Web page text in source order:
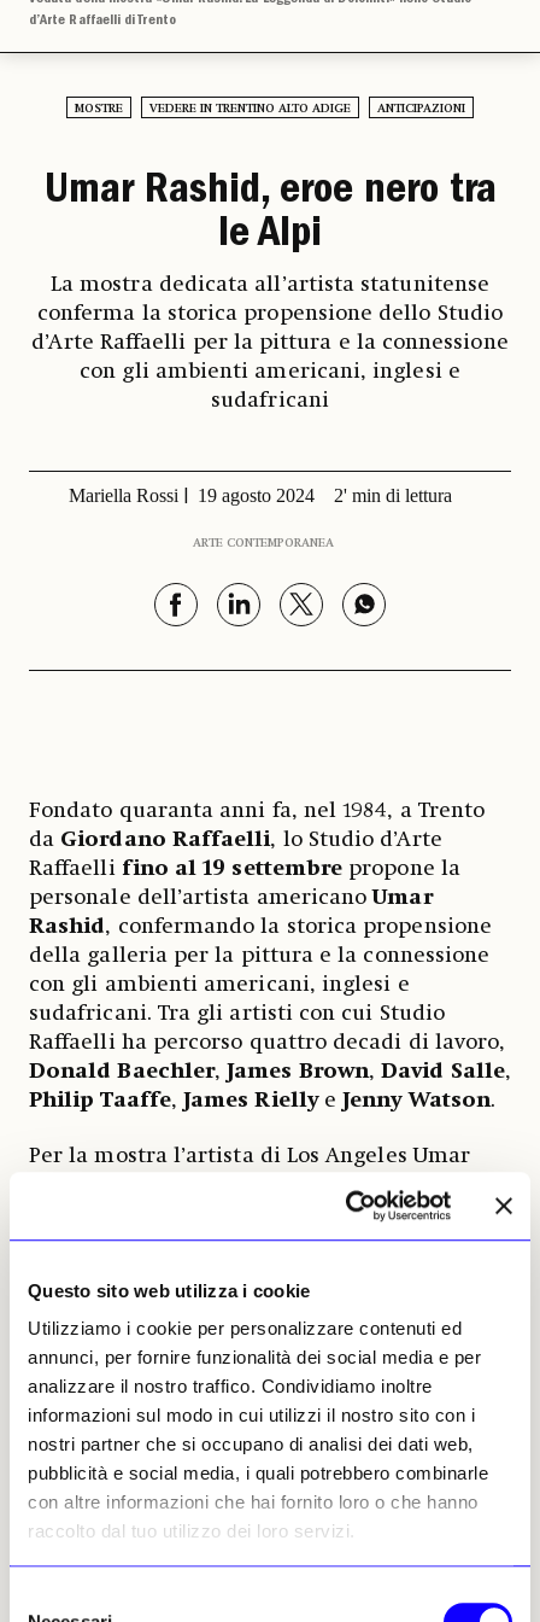
Questo sito web utilizza i cookie
Utilizziamo i cookie per personalizzare contenuti ed
annunci, per fornire funzionalità dei social media e per
analizzare il nostro traffico. Condividiamo inoltre
informazioni sul modo in cui utilizzi il nostro sito con i
nostri partner che si occupano di analisi dei dati web,
pubblicità e social media, i quali potrebbero combinarle
con altre informazioni che hai fornito loro o che hanno
raccolto dal tuo utilizzo dei loro servizi.
d’Arte Raffaelli di Trento
MOSTRE VEDERE IN TRENTINO ALTO ADIGE ANTICIPAZIONI
Umar Rashid, eroe nero tra
le Alpi
La mostra dedicata all’artista statunitense
conferma la storica propensione dello Studio
d’Arte Raffaelli per la pittura e la connessione
con gli ambienti americani, inglesi e
sudafricani
Mariella Rossi 19 agosto 2024 2' min di lettura
ARTE CONTEMPORANEA
Fondato quaranta anni fa, nel 1984, a Trento
da Giordano Raffaelli, lo Studio d’Arte
Raffaelli fino al 19 settembre propone la
personale dell’artista americanoUmar
Rashid, confermando la storica propensione
della galleria per la pittura e la connessione
con gli ambienti americani, inglesi e
sudafricani. Tra gli artisti con cui Studio
Raffaelli ha percorso quattro decadi di lavoro,
Donald Baechler,James Brown,David Salle,
Philip Taaffe,James RiellyeJenny Watson.
Per la mostra l’artista di Los Angeles Umar
Rashid (Chicago, 1976), noto con lo
Frohawk Two Feathers, torna in
galleria a cinque anni dalla collettiva «The
proprio da quella mostra del 2019, per
arrivare fino alle opere inedite di quest’anno,
ripercorrendo i vari cicli portati avanti dalla
ricerca dell’artista e il suo tentativo di
mettere in discussione la storia alla luce di
unarilettura critica del colonialismo.
Fedele alla pratica site specific, Rashid
applica tale approccio al contesto alpino in
maniera inaspettata, sconvolgendone la
calma da cartolina e dipingendo scenari